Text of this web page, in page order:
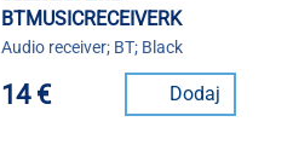
BTMUSICRECEIVERK
Audio receiver; BT; Black
14 € Dodaj